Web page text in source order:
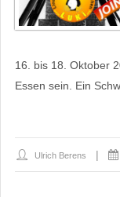
16. bis 18. Oktober
Essen sein. Ein
Ulrich Berens